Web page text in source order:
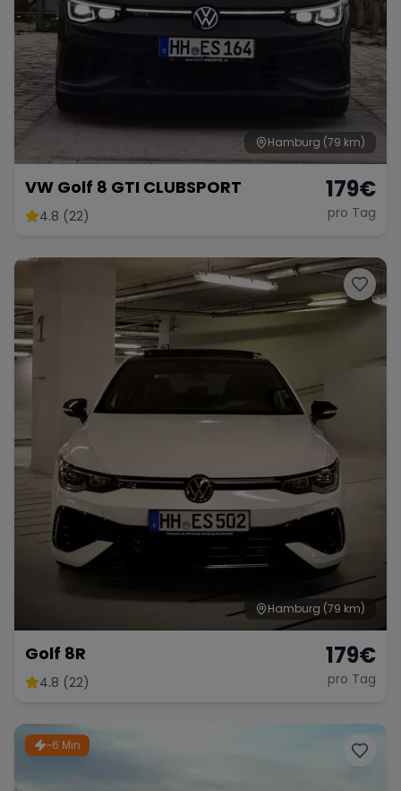
Hamburg (79 km)
VW Golf 8 GTI CLUBSPORT
4.8 (22)
179€
pro Tag
Hamburg (79 km)
Golf 8R
4.8 (22)
179€
pro Tag
~6 Min